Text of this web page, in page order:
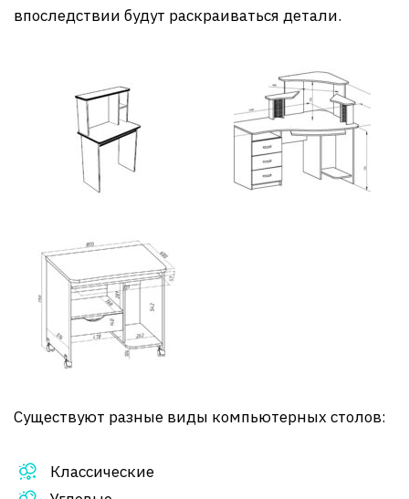
впоследствии будут раскраиваться детали.
Существуют разные виды компьютерных столов:
Классические